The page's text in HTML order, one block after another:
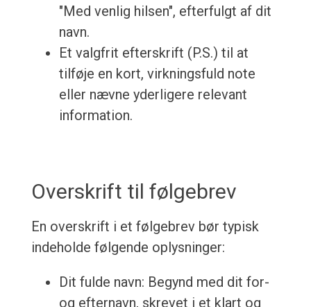
"Med venlig hilsen", efterfulgt af dit
navn.
Et valgfrit efterskrift (P.S.) til at
tilføje en kort, virkningsfuld note
eller nævne yderligere relevant
information.
Overskrift til følgebrev
En overskrift i et følgebrev bør typisk
indeholde følgende oplysninger:
Dit fulde navn: Begynd med dit for-
og efternavn, skrevet i et klart og